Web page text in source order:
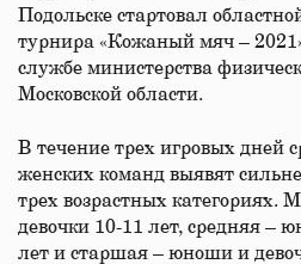
Подольске стартовал
турнира «Кожаный мяч –
службе министерства
Московской области.
В течение трех игровых дней
женских команд выявят
трех возрастных
девочки 10-11 лет, средняя –
лет и старшая – юноши и